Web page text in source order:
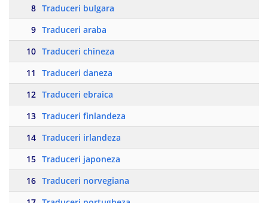
8 Traduceri bulgara
9 Traduceri araba
10 Traduceri chineza
11
Traduceri daneza
12 Traduceri ebraica
13 Traduceri finlandeza
14 Traduceri irlandeza
15 Traduceri japoneza
16 Traduceri norvegiana